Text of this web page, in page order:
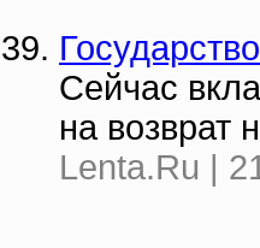
Сейчас
на возврат
Lenta.Ru |